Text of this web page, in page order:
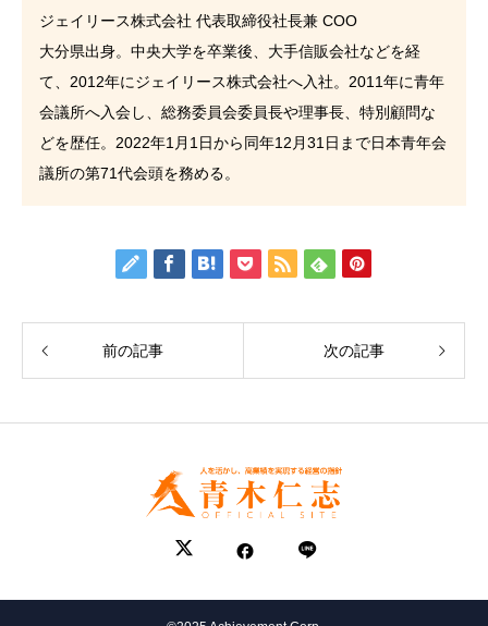
ジェイリース株式会社 代表取締役社長兼 COO
大分県出身。中央大学を卒業後、大手信販会社などを経
て、2012年にジェイリース株式会社へ入社。2011年に青年
会議所へ入会し、総務委員会委員長や理事長、特別顧問な
どを歴任。2022年1月1日から同年12月31日まで日本青年会
議所の第71代会頭を務める。
前の記事 次の記事